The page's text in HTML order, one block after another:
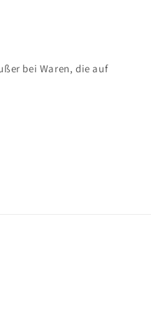
bei Waren, die auf